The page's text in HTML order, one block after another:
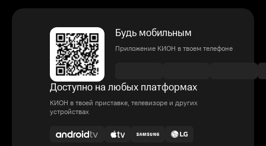
Будь мобильным
Приложение КИОН в твоем телефоне
Доступно на любых платформах
КИОН в твоей приставке, телевизоре и других
устройствах